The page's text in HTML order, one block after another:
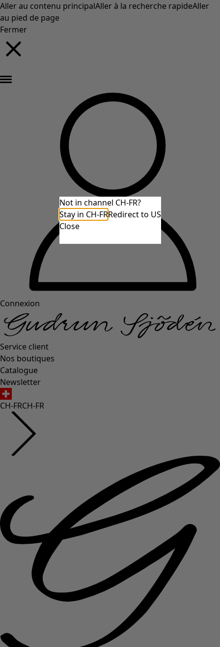
Aller au contenu principalAller à la recherche rapideAller
au pied de page
Fermer
Connexion
Service client
Nos boutiques
Catalogue
Newsletter
CH-FRCH-FR
Not in channel CH-FR?
Stay in CH-FRRedirect to US
Close